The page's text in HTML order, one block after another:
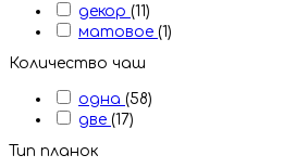
декор (11)
матовое (1)
Количество чаш
одна (58)
две (17)
Тип планок